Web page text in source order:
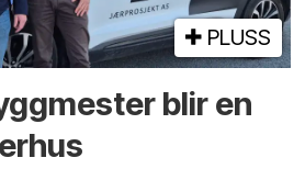
PLUSS
blir en